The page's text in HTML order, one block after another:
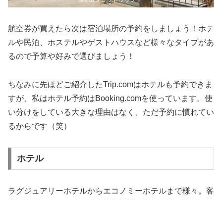
航空券が買えたら次は宿泊場所の予約をしましょう！ホテ
ルや民泊、ホステルやゲストハウスなど様々なタイプがあ
るので予算や好みで選びましょう！
ちなみに先ほどご紹介したTrip.comはホテルも予約できま
すが、私はホテル予約はBooking.comを使っています。使
い分けをしている大きな理由はなく、ただ予約に慣れてい
るからです（笑）
ホテル
ラグジュアリーホテルからエコノミーホテルまで様々。客